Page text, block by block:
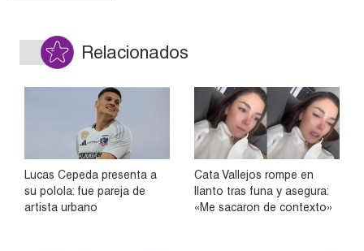
Relacionados
Lucas Cepeda presenta a
su polola: fue pareja de
artista urbano
Cata Vallejos rompe en
llanto tras funa y asegura:
«Me sacaron de contexto»